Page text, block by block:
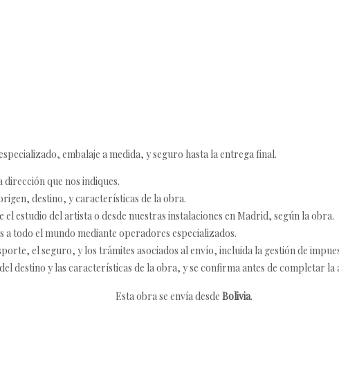
embalaje a medida, y seguro hasta la entrega final.
dirección que nos indiques.
destino, y características de la obra.
el estudio del artista o desde nuestras instalaciones en Madrid, según la obra.
a todo el mundo mediante operadores especializados.
el seguro, y los trámites asociados al envío, incluida la gestión de
destino y las características de la obra, y se confirma antes de completar la
Esta obra se envía desde Bolivia.